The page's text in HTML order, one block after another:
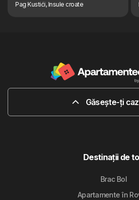
Pag Kustići, Insule croate
Găsește-ți
Destinaţii de
Brac Bol
Apartamente în